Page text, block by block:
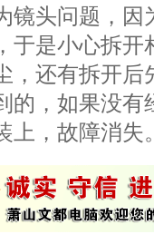
镜头问题，因
于是小心拆开
，还有拆开后
的，如果没有
上，故障消失